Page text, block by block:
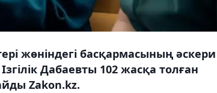
жөніндегі басқармасының әскери
Дабаевты 102 жасқа толған
Zakon.kz.